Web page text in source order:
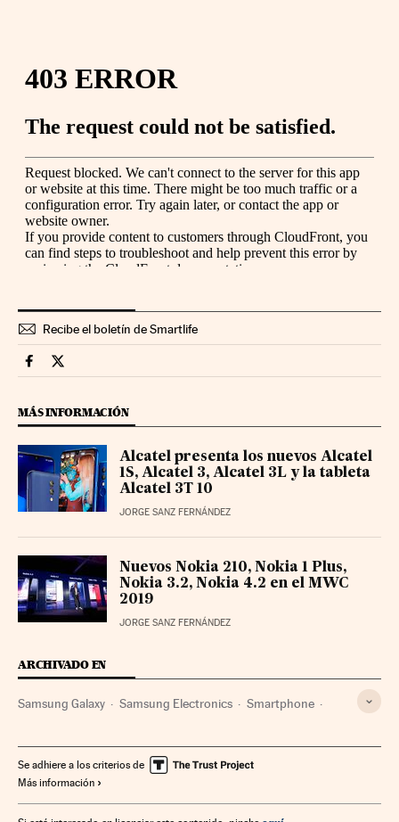
Recibe el boletín de Smartlife
Smartlife Cinco Días en Facebook
Smartlife Cinco Días en Twitter
MÁS INFORMACIÓN
Alcatel presenta los nuevos Alcatel
1S, Alcatel 3, Alcatel 3L y la tableta
Alcatel 3T 10
JORGE SANZ FERNÁNDEZ
Nuevos Nokia 210, Nokia 1 Plus,
Nokia 3.2, Nokia 4.2 en el MWC
2019
JORGE SANZ FERNÁNDEZ
ARCHIVADO EN
Samsung Galaxy Samsung Electronics Smartphone
Empresas Tecnologías movilidad Telefonía
Se adhiere a los criterios de
Más información